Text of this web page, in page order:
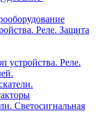
Реле. Защита
устройства. Реле.
Светосигнальная